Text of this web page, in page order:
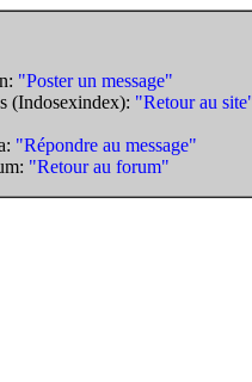
"Poster un message"
(Indosexindex): "Retour au
"Répondre au message"
"Retour au forum"